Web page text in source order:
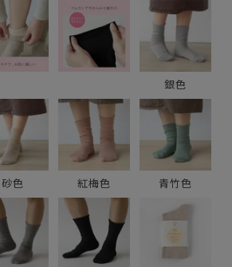
銀色
砂色 紅梅色 青竹色